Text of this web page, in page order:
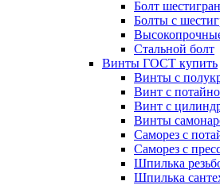
Болт
Болты с
Стальной болт
Винты ГОСТ купить
Винты с
Винт с
Винт с
Винты
Саморез с
Саморез с
Шпилька
Шпилька